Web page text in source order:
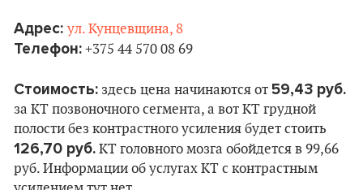
Адрес: ул. Кунцевщина, 8
Телефон: +375 44 570 08 69
Стоимость: здесь цена начинаются от 59,43 руб.
за КТ позвоночного сегмента, а вот КТ грудной
полости без контрастного усиления будет стоить
126,70 руб. КТ головного мозга обойдется в 99,66
руб. Информации об услугах КТ с контрастным